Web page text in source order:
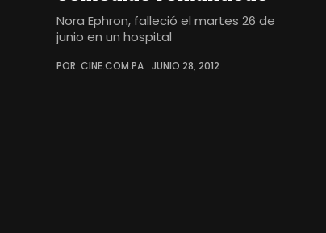
Nora Ephron, falleció el martes 26 de
junio en un hospital
POR: CINE.COM.PA JUNIO 28, 2012